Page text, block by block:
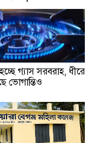
গ্যাস সরবরাহ, ধীরে
ভোগান্তিও